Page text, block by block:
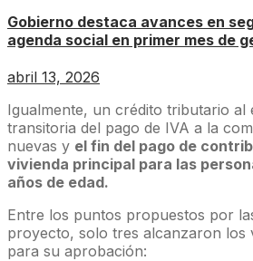
Gobierno destaca avances en
agenda social en primer mes de
abril 13, 2026
Igualmente, un crédito tributario al
transitoria del pago de IVA a la
nuevas y el fin del pago de
vivienda principal para las
años de edad.
Entre los puntos propuestos por
proyecto, solo tres alcanzaron los
para su aprobación: